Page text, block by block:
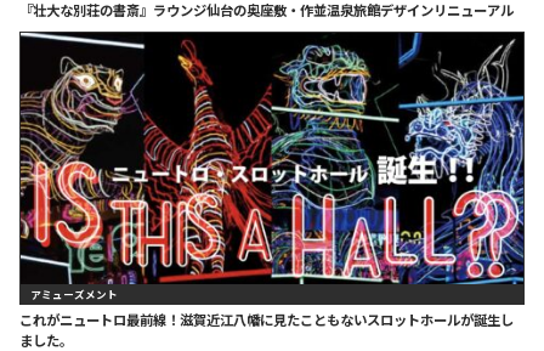
『壮大な別荘の書斎』ラウンジ仙台の奥座敷・作並温泉旅館デザインリニューアル
アミューズメント
これがニュートロ最前線！滋賀近江八幡に見たこともないスロットホールが誕生し
ました。